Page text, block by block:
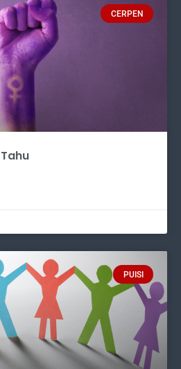
CERPEN
PUISI